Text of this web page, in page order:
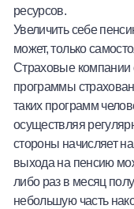
ресурсов.
Увеличить себе
может, только
Страховые компании
программы
таких программ
осуществляя
стороны начисляет
выхода на пенсию
либо раз в месяц
небольшую часть